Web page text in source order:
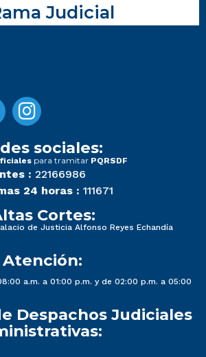
Judicial
sociales:
para tramitar PQRSDF
: 22166986
24 horas : 111671
Cortes:
de Justicia Alfonso Reyes Echandía
Atención:
a.m. a 01:00 p.m. y de 02:00 p.m. a 05:00
Despachos Judiciales